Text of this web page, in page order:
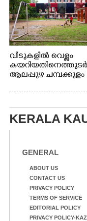
വീടുകളിൽ വെള്ളം
ആലപ്പുഴ ചമ്പക്കുളം
പോരൂക്കര
ക്യാമ്പിലെത്തിയവർ
വസ്ത്രങ്ങൾ
ഉണക്കാനിട്ടിരിക്കുന്ന
ഫുട്ബോൾ കളികളിൽ
കുട്ടികൾ
KERALA
GENERAL
ABOUT US
CONTACT US
PRIVACY POLICY
TERMS OF SERVICE
EDITORIAL POLICY
PRIVACY POLICY-